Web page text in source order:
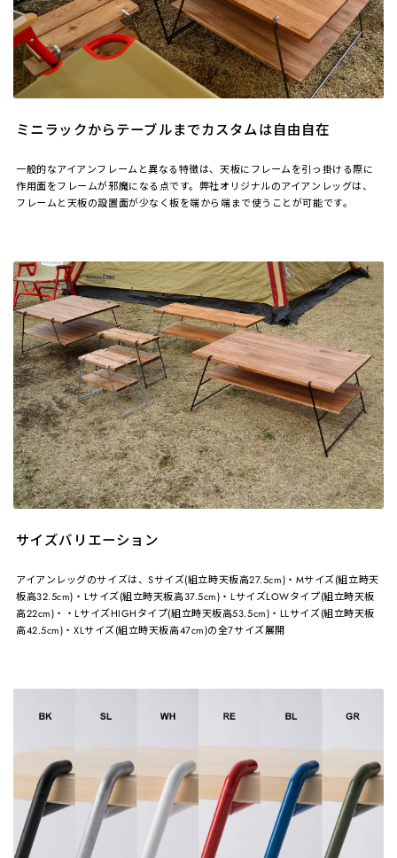
ミニラックからテーブルまでカスタムは自由自在
一般的なアイアンフレームと異なる特徴は、天板にフレームを引っ掛ける際に
作用面をフレームが邪魔になる点です。弊社オリジナルのアイアンレッグは、
フレームと天板の設置面が少なく板を端から端まで使うことが可能です。
サイズバリエーション
アイアンレッグのサイズは、Sサイズ(組立時天板高27.5cm)・Mサイズ(組立時天
板高32.5cm)・Lサイズ(組立時天板高37.5cm)・LサイズLOWタイプ(組立時天板
高22cm)・・LサイズHIGHタイプ(組立時天板高53.5cm)・LLサイズ(組立時天板
高42.5cm)・XLサイズ(組立時天板高47cm)の全7サイズ展開